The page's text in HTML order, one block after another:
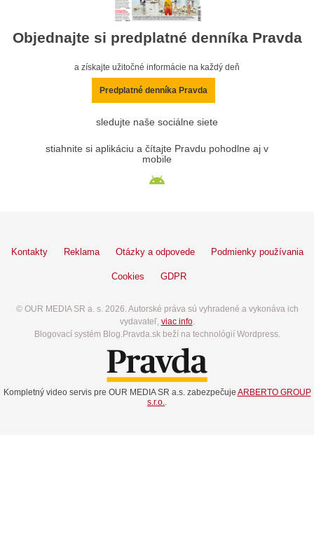
Objednajte si predplatné denníka Pravda
a získajte užitočné informácie na každý deň
Predplatné denníka Pravda
sledujte naše sociálne siete
stiahnite si aplikáciu a čítajte Pravdu pohodlne aj v
mobile
Kontakty Reklama Otázky a odpovede Podmienky používania
Cookies GDPR
© OUR MEDIA SR a. s. 2026. Autorské práva sú vyhradené a vykonáva ich
vydavateľ, viac info.
Blogovací systém Blog.Pravda.sk beží na technológií Wordpress.
Kompletný video servis pre OUR MEDIA SR a.s. zabezpečuje ARBERTO GROUP
s.r.o.